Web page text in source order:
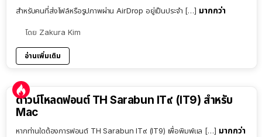
สำหรับคนที่ส่งไฟล์หรือรูปภาพผ่าน AirDrop อยู่เป็นประจำ […] มากกว่า
โดย Zakura Kim
อ่านเพิ่มเติม
ดาวน์โหลดฟอนต์ TH Sarabun IT๙ (IT9) สำหรับ
Mac
หากท่านใดต้องการฟอนต์ TH Sarabun IT๙ (IT9) เพื่อพิมพ์แล […] มากกว่า